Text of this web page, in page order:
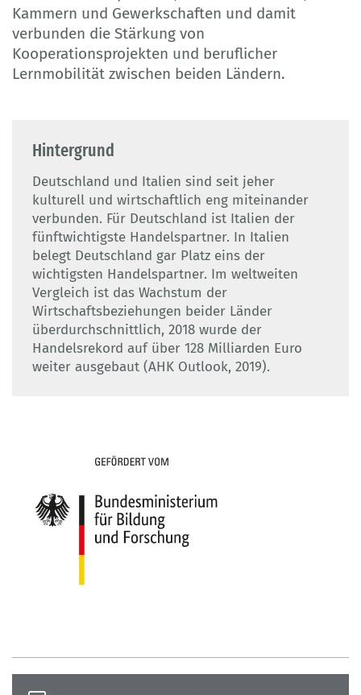
Kammern und Gewerkschaften und damit
verbunden die Stärkung von
Kooperationsprojekten und beruflicher
Lernmobilität zwischen beiden Ländern.
Hintergrund
Deutschland und Italien sind seit jeher
kulturell und wirtschaftlich eng miteinander
verbunden. Für Deutschland ist Italien der
fünftwichtigste Handelspartner. In Italien
belegt Deutschland gar Platz eins der
wichtigsten Handelspartner. Im weltweiten
Vergleich ist das Wachstum der
Wirtschaftsbeziehungen beider Länder
überdurchschnittlich, 2018 wurde der
Handelsrekord auf über 128 Milliarden Euro
weiter ausgebaut (AHK Outlook, 2019).